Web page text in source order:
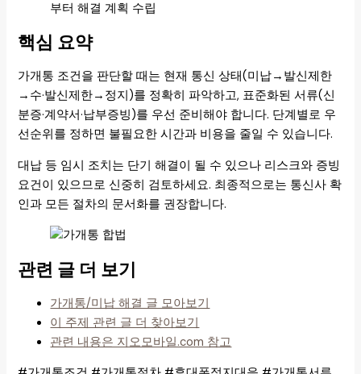
부터 해결 계획 수립
핵심 요약
가개통 조건을 판단할 때는 현재 통신 상태(미납→발신제한
→수·발신제한→정지)를 정확히 파악하고, 표준화된 서류(신
분증·계약서·납부증빙)를 우선 준비해야 합니다. 단계별로 우
선순위를 정하면 불필요한 시간과 비용을 줄일 수 있습니다.
대납 등 임시 조치는 단기 해결이 될 수 있으나 리스크와 증빙
요건이 있으므로 신중히 검토하세요. 최종적으로는 통신사 확
인과 모든 절차의 문서화를 권장합니다.
관련 글 더 보기
가개통/미납 해결 글 모아보기
이 주제 관련 글 더 찾아보기
관련 내용은 지오모바일.com 참고